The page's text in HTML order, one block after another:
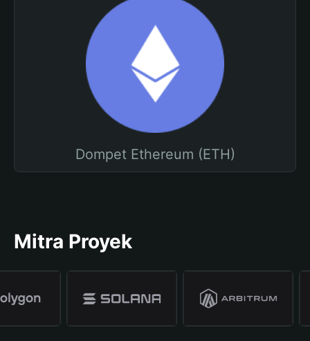
Dompet Ethereum (ETH)
Mitra Proyek